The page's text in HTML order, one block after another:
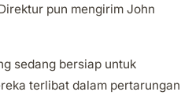
pun mengirim John
sedang bersiap untuk
terlibat dalam pertarungan